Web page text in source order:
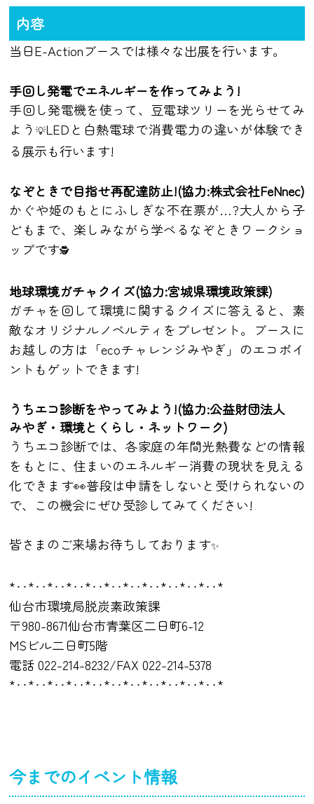
内容
当日E-Actionブースでは様々な出展を行います。
手回し発電でエネルギーを作ってみよう!
手回し発電機を使って、豆電球ツリーを光らせてみ
よう 💡LEDと白熱電球で消費電力の違いが体験でき
る展示も行います!
なぞときで目指せ再配達防止!(協力:株式会社FeNnec)
かぐや姫のもとにふしぎな不在票が…?大人から子
どもまで、楽しみながら学べるなぞときワークショ
ップです🕵
地球環境ガチャクイズ(協力:宮城県環境政策課)
ガチャを回して環境に関するクイズに答えると、素
敵なオリジナルノベルティをプレゼント。ブースに
お越しの方は「ecoチャレンジみやぎ」のエコポイ
ントもゲットできます!
うちエコ診断をやってみよう!(協力:公益財団法人
みやぎ・環境とくらし・ネットワーク)
うちエコ診断では、各家庭の年間光熱費などの情報
をもとに、住まいのエネルギー消費の現状を見える
化できます👀普段は申請をしないと受けられないの
で、この機会にぜひ受診してみてください!
皆さまのご来場お待ちしております✨
*‥*‥*‥*‥*‥*‥*‥*‥*‥*‥*‥*
仙台市環境局脱炭素政策課
〒980-8671仙台市青葉区二日町6-12
MSビル二日町5階
電話 022-214-8232/FAX 022-214-5378
*‥*‥*‥*‥*‥*‥*‥*‥*‥*‥*‥*
今までのイベント情報